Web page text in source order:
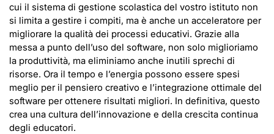
cui il sistema di gestione scolastica del vostro istituto non
si limita a gestire i compiti, ma è anche un acceleratore per
migliorare la qualità dei processi educativi. Grazie alla
messa a punto dell’uso del software, non solo miglioriamo
la produttività, ma eliminiamo anche inutili sprechi di
risorse. Ora il tempo e l’energia possono essere spesi
meglio per il pensiero creativo e l’integrazione ottimale del
software per ottenere risultati migliori. In definitiva, questo
crea una cultura dell’innovazione e della crescita continua
degli educatori.